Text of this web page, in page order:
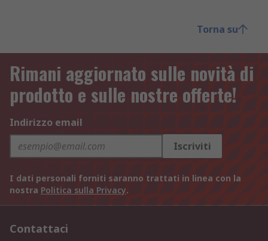
Torna su
Rimani aggiornato sulle novità di
prodotto e sulle nostre offerte!
Indirizzo email
Iscriviti
I dati personali forniti saranno trattati in linea con la
nostra Politica sulla Privacy.
Contattaci